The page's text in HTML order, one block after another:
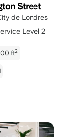
Street
de Londres
Level 2
ft2